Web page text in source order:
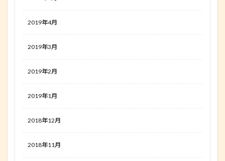
2019年4月
2019年3月
2019年2月
2019年1月
2018年12月
2018年11月